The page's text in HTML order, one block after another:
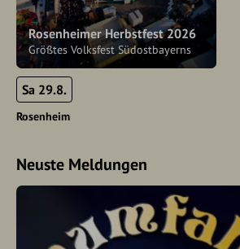
Rosenheimer Herbstfest 2026
Größtes Volksfest Südostbayerns
Sa 29.8.
Rosenheim
Neuste Meldungen